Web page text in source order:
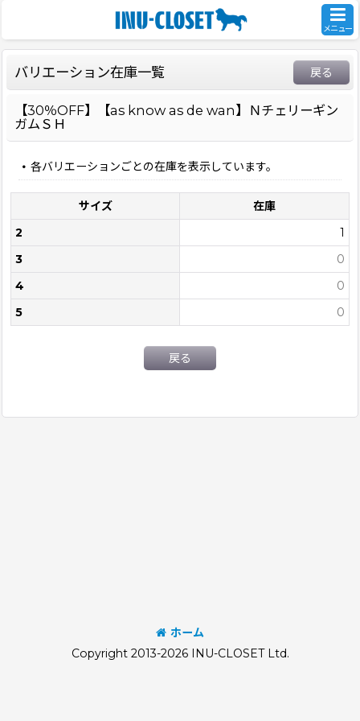
メニュー
バリエーション在庫一覧 戻る
【30％OFF】【as know as de wan】Ｎチェリーギン
ガムＳＨ
各バリエーションごとの在庫を表示しています。
サイズ
在庫
2
1
3
0
4
0
5
0
戻る
ホーム
Copyright 2013-2026 INU-CLOSET Ltd.